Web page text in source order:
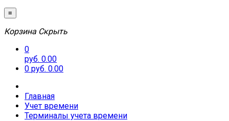
≡
Корзина Скрыть
0
руб. 0.00
0 руб. 0.00
Главная
Учет времени
Терминалы учета времени